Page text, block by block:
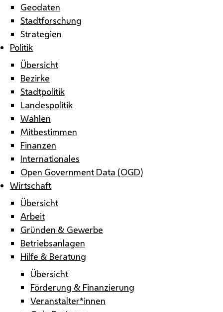
Geodaten
Stadtforschung
Strategien
Politik
Übersicht
Bezirke
Stadtpolitik
Landespolitik
Wahlen
Mitbestimmen
Finanzen
Internationales
Open Government Data (OGD)
Wirtschaft
Übersicht
Arbeit
Gründen & Gewerbe
Betriebsanlagen
Hilfe & Beratung
Übersicht
Förderung & Finanzierung
Veranstalter*innen